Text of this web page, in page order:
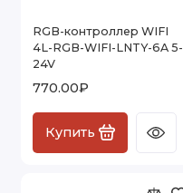
RGB-контроллер WIFI
4L-RGB-WIFI-LNTY-6A 5-
24V
770.00₽
Купить